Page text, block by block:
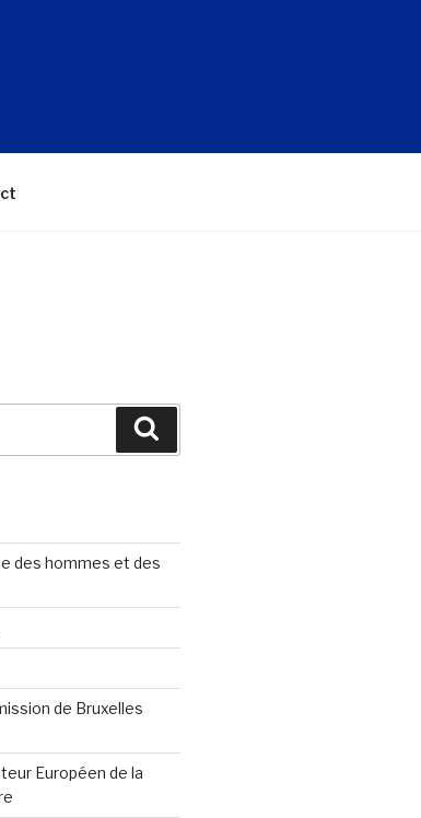
des hommes et des
de Bruxelles
Européen de la